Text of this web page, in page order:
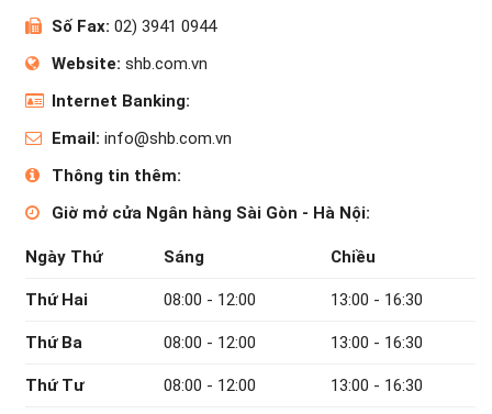
Số Fax: 02) 3941 0944
Website: shb.com.vn
Internet Banking:
Email: info@shb.com.vn
Thông tin thêm:
Giờ mở cửa Ngân hàng Sài Gòn - Hà Nội:
Ngày Thứ Sáng Chiều
Thứ Hai 08:00 - 12:00 13:00 - 16:30
Thứ Ba 08:00 - 12:00 13:00 - 16:30
Thứ Tư 08:00 - 12:00 13:00 - 16:30